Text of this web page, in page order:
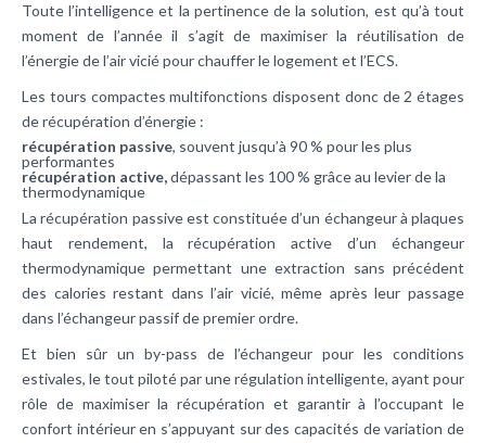
Toute l’intelligence et la pertinence de la solution, est qu’à tout
moment de l’année il s’agit de maximiser la réutilisation de
l’énergie de l’air vicié pour chauffer le logement et l’ECS.
Les tours compactes multifonctions disposent donc de 2 étages
de récupération d’énergie :
récupération passive, souvent jusqu’à 90 % pour les plus
performantes
récupération active,dépassant les 100 % grâce au levier de la
thermodynamique
La récupération passive est constituée d’un échangeur à plaques
haut rendement, la récupération active d’un échangeur
thermodynamique permettant une extraction sans précédent
des calories restant dans l’air vicié, même après leur passage
dans l’échangeur passif de premier ordre.
Et bien sûr un by-pass de l’échangeur pour les conditions
estivales, le tout piloté par une régulation intelligente, ayant pour
rôle de maximiser la récupération et garantir à l’occupant le
confort intérieur en s’appuyant sur des capacités de variation de